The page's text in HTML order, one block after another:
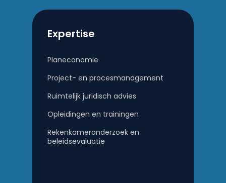
Expertise
Planeconomie
Project- en procesmanagement
Ruimtelijk juridisch advies
Opleidingen en trainingen
Rekenkameronderzoek en
beleidsevaluatie